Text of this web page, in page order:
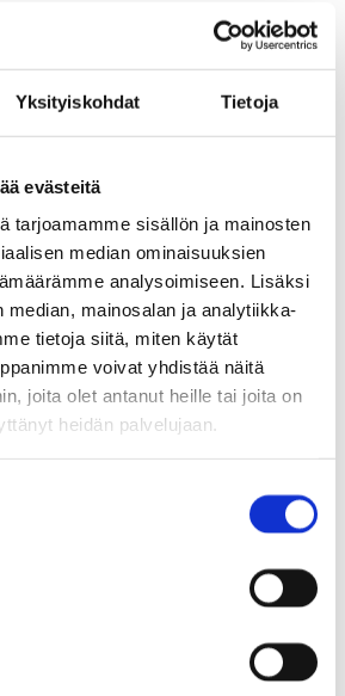
Yksityiskohdat Tietoja
evästeitä
tarjoamamme sisällön ja mainosten
median ominaisuuksien
analysoimiseen. Lisäksi
median, mainosalan ja analytiikka-
tietoja siitä, miten käytät
voivat yhdistää näitä
joita olet antanut heille tai joita on
heidän palvelujaan.
kohti uusia tekemisen tapoja
hyvinvointialueilla
yhdyspinnoilla – miten poistetaan